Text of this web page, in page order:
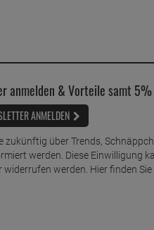
anmelden & Vorteile samt
ANMELDEN
zukünftig über Trends,
werden. Diese Einwilligung
widerrufen werden. Hier finden Sie